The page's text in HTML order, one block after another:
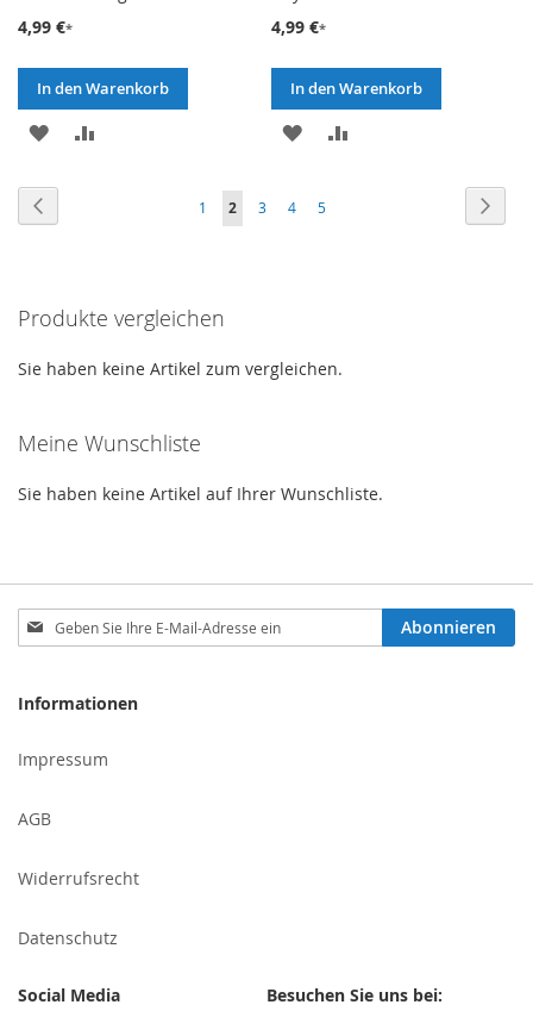
4,99 €
In den Warenkorb
ZUR
HINZUFÜGEN
4,99 €
In den Warenkorb
ZUR
HINZUFÜGEN
Seite
Seite
1
Sie
2 Seite
3 Seite
4 Seite
5
Produkte vergleichen
Sie haben keine Artikel zum vergleichen.
Meine Wunschliste
Sie haben keine Artikel auf Ihrer Wunschliste.
Melden
Sie
unseren
an:
Abonnieren
Informationen
Impressum
AGB
Widerrufsrecht
Datenschutz
Social Media Besuchen Sie uns bei: